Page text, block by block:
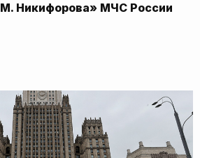
Никифорова» МЧС России